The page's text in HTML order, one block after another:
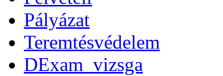
Pályázat
Teremtésvédelem
DExam_vizsga